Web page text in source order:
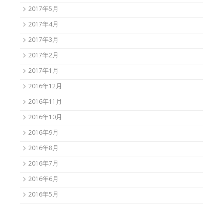
2017年5月
2017年4月
2017年3月
2017年2月
2017年1月
2016年12月
2016年11月
2016年10月
2016年9月
2016年8月
2016年7月
2016年6月
2016年5月